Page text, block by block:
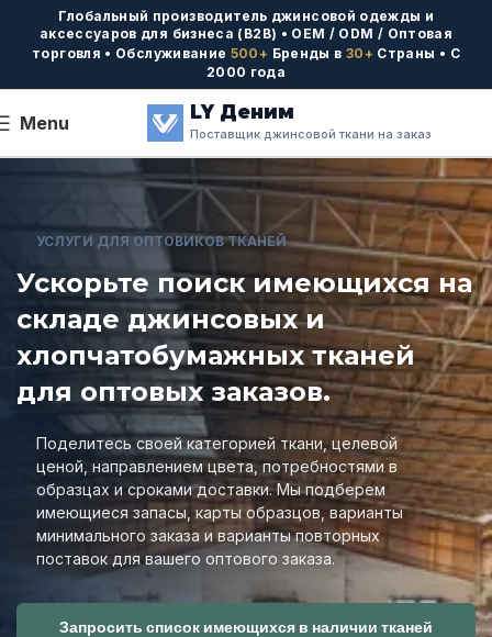
Глобальный производитель джинсовой одежды и
аксессуаров для бизнеса (B2B) • OEM / ODM / Оптовая
торговля • Обслуживание 500+ Бренды в 30+ Страны • С
2000 года
Menu LY Деним
Поставщик джинсовой ткани на заказ
УСЛУГИ ДЛЯ ОПТОВИКОВ ТКАНЕЙ
Ускорьте поиск имеющихся на
складе джинсовых и
хлопчатобумажных тканей
для оптовых заказов.
Поделитесь своей категорией ткани, целевой
ценой, направлением цвета, потребностями в
образцах и сроками доставки. Мы подберем
имеющиеся запасы, карты образцов, варианты
минимального заказа и варианты повторных
поставок для вашего оптового заказа.
Запросить список имеющихся в наличии тканей